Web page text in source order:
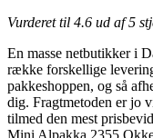
Vurderet til 4.6 ud af 5
En masse netbutikker i
række forskellige
pakkeshoppen, og så
dig. Fragtmetoden er jo
tilmed den mest
Mini Alpakka 2355